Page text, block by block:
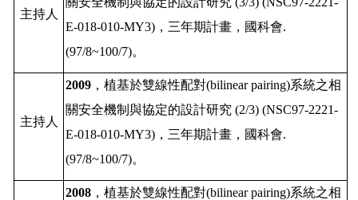
主持人
E-018-010-MY3) ，三年期計畫，國科會.
(97/8~100/7)。
主持人
2009 ，植基於雙線性配對(bilinear pairing)系統之相
關安全機制與協定的設計研究 (2/3) (NSC97-2221-
E-018-010-MY3) ，三年期計畫，國科會.
(97/8~100/7)。
2008 ，植基於雙線性配對(bilinear pairing)系統之相